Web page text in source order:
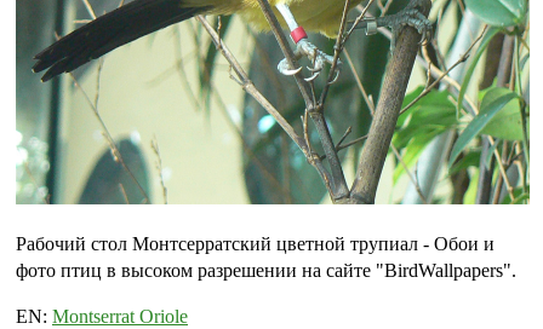
Рабочий стол Монтсерратский цветной трупиал - Обои и
фото птиц в высоком разрешении на сайте "BirdWallpapers".
EN: Montserrat Oriole